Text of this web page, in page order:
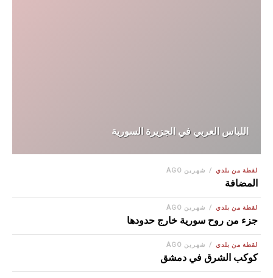
اللباس العربي في الجزيرة السورية
لقطة من بلدي شهرين AGO
المضافة
لقطة من بلدي شهرين AGO
جزء من روح سورية خارج حدودها
لقطة من بلدي شهرين AGO
كوكب الشرق في دمشق